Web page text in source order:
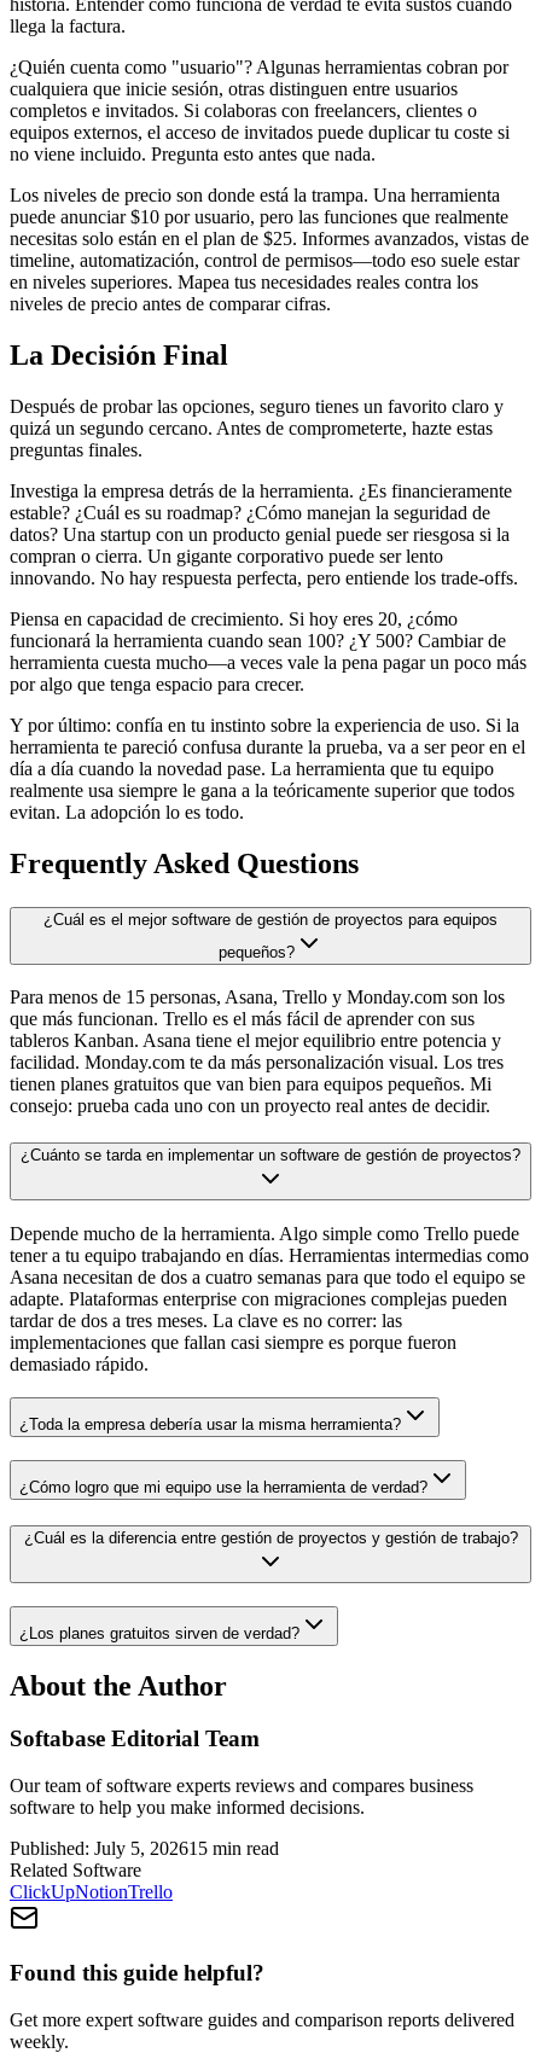
historia. Entender cómo funciona de verdad te evita sustos cuando
llega la factura.
¿Quién cuenta como "usuario"? Algunas herramientas cobran por
cualquiera que inicie sesión, otras distinguen entre usuarios
completos e invitados. Si colaboras con freelancers, clientes o
equipos externos, el acceso de invitados puede duplicar tu coste si
no viene incluido. Pregunta esto antes que nada.
Los niveles de precio son donde está la trampa. Una herramienta
puede anunciar $10 por usuario, pero las funciones que realmente
necesitas solo están en el plan de $25. Informes avanzados, vistas de
timeline, automatización, control de permisos—todo eso suele estar
en niveles superiores. Mapea tus necesidades reales contra los
niveles de precio antes de comparar cifras.
La Decisión Final
Después de probar las opciones, seguro tienes un favorito claro y
quizá un segundo cercano. Antes de comprometerte, hazte estas
preguntas finales.
Investiga la empresa detrás de la herramienta. ¿Es financieramente
estable? ¿Cuál es su roadmap? ¿Cómo manejan la seguridad de
datos? Una startup con un producto genial puede ser riesgosa si la
compran o cierra. Un gigante corporativo puede ser lento
innovando. No hay respuesta perfecta, pero entiende los trade-offs.
Piensa en capacidad de crecimiento. Si hoy eres 20, ¿cómo
funcionará la herramienta cuando sean 100? ¿Y 500? Cambiar de
herramienta cuesta mucho—a veces vale la pena pagar un poco más
por algo que tenga espacio para crecer.
Y por último: confía en tu instinto sobre la experiencia de uso. Si la
herramienta te pareció confusa durante la prueba, va a ser peor en el
día a día cuando la novedad pase. La herramienta que tu equipo
realmente usa siempre le gana a la teóricamente superior que todos
evitan. La adopción lo es todo.
Frequently Asked Questions
¿Cuál es el mejor software de gestión de proyectos para equipos
pequeños?
Para menos de 15 personas, Asana, Trello y Monday.com son los
que más funcionan. Trello es el más fácil de aprender con sus
tableros Kanban. Asana tiene el mejor equilibrio entre potencia y
facilidad. Monday.com te da más personalización visual. Los tres
tienen planes gratuitos que van bien para equipos pequeños. Mi
consejo: prueba cada uno con un proyecto real antes de decidir.
¿Cuánto se tarda en implementar un software de gestión de proyectos?
Depende mucho de la herramienta. Algo simple como Trello puede
tener a tu equipo trabajando en días. Herramientas intermedias como
Asana necesitan de dos a cuatro semanas para que todo el equipo se
adapte. Plataformas enterprise con migraciones complejas pueden
tardar de dos a tres meses. La clave es no correr: las
implementaciones que fallan casi siempre es porque fueron
demasiado rápido.
¿Toda la empresa debería usar la misma herramienta?
¿Cómo logro que mi equipo use la herramienta de verdad?
¿Cuál es la diferencia entre gestión de proyectos y gestión de trabajo?
¿Los planes gratuitos sirven de verdad?
About the Author
Softabase Editorial Team
Our team of software experts reviews and compares business
software to help you make informed decisions.
Published: July 5, 202615 min read
Related Software
ClickUpNotionTrello
Found this guide helpful?
Get more expert software guides and comparison reports delivered
weekly.